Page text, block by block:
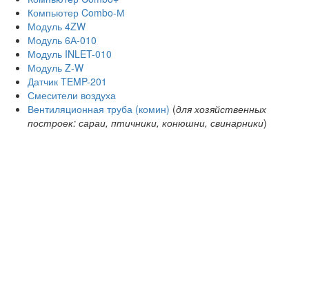
Компьютер Combo-М
Модуль 4ZW
Модуль 6А-010
Модуль INLET-010
Модуль Z-W
Датчик TEMP-201
Смесители воздуха
Вентиляционная труба (комин) (для хозяйственных
построек: сараи, птичники, конюшни, свинарники)